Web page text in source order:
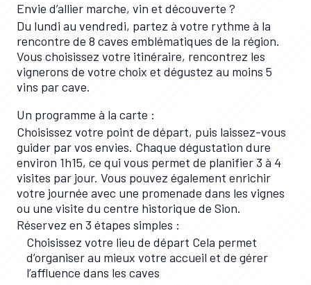
Envie d’allier marche, vin et découverte ?
Du lundi au vendredi, partez à votre rythme à la
rencontre de 8 caves emblématiques de la région.
Vous choisissez votre itinéraire, rencontrez les
vignerons de votre choix et dégustez au moins 5
vins par cave.
Un programme à la carte :
Choisissez votre point de départ, puis laissez-vous
guider par vos envies. Chaque dégustation dure
environ 1h15, ce qui vous permet de planifier 3 à 4
visites par jour. Vous pouvez également enrichir
votre journée avec une promenade dans les vignes
ou une visite du centre historique de Sion.
Réservez en 3 étapes simples :
Choisissez votre lieu de départ Cela permet
d’organiser au mieux votre accueil et de gérer
l’affluence dans les caves